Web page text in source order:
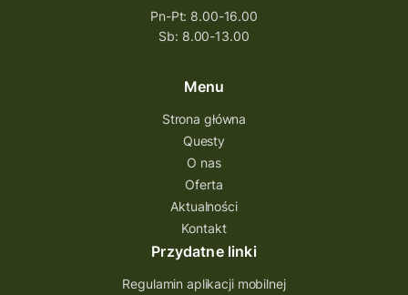
questing wielkopolska
Questing Przecławski
Questing Łódzkie
questing gry terenowe
Quest Świętokrzyskie
quest na szlaku Przygody
Quest Bolestraszyce
Quest Arboretum
Przecław Quest
projekt
Pn-Pt: 8.00-16.00
Sb: 8.00-13.00
Menu
Strona główna
Questy
O nas
Oferta
Aktualności
Kontakt
Przydatne linki
Regulamin aplikacji mobilnej